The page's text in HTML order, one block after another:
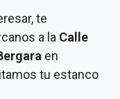
te
a la Calle
en
tu estanco